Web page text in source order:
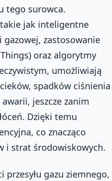
tego surowca.
jak inteligentne
zastosowanie
oraz algorytmy
umożliwiają
spadków ciśnienia
jeszcze zanim
Dzięki temu
co znacząco
i strat środowiskowych.
gazu ziemnego,